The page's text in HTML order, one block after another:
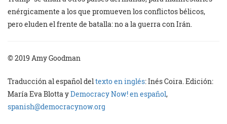
enérgicamente a los que promueven los conflictos bélicos,
pero eluden el frente de batalla: no a la guerra con Irán.
© 2019 Amy Goodman
Traducción al español deltexto en inglés: Inés Coira. Edición:
María Eva Blotta yDemocracy Now! en español,
spanish@democracynow.org